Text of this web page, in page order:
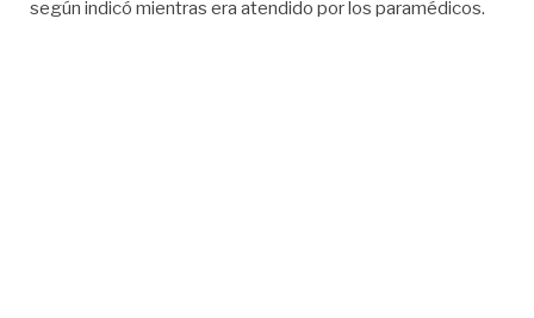
según indicó mientras era atendido por los paramédicos.